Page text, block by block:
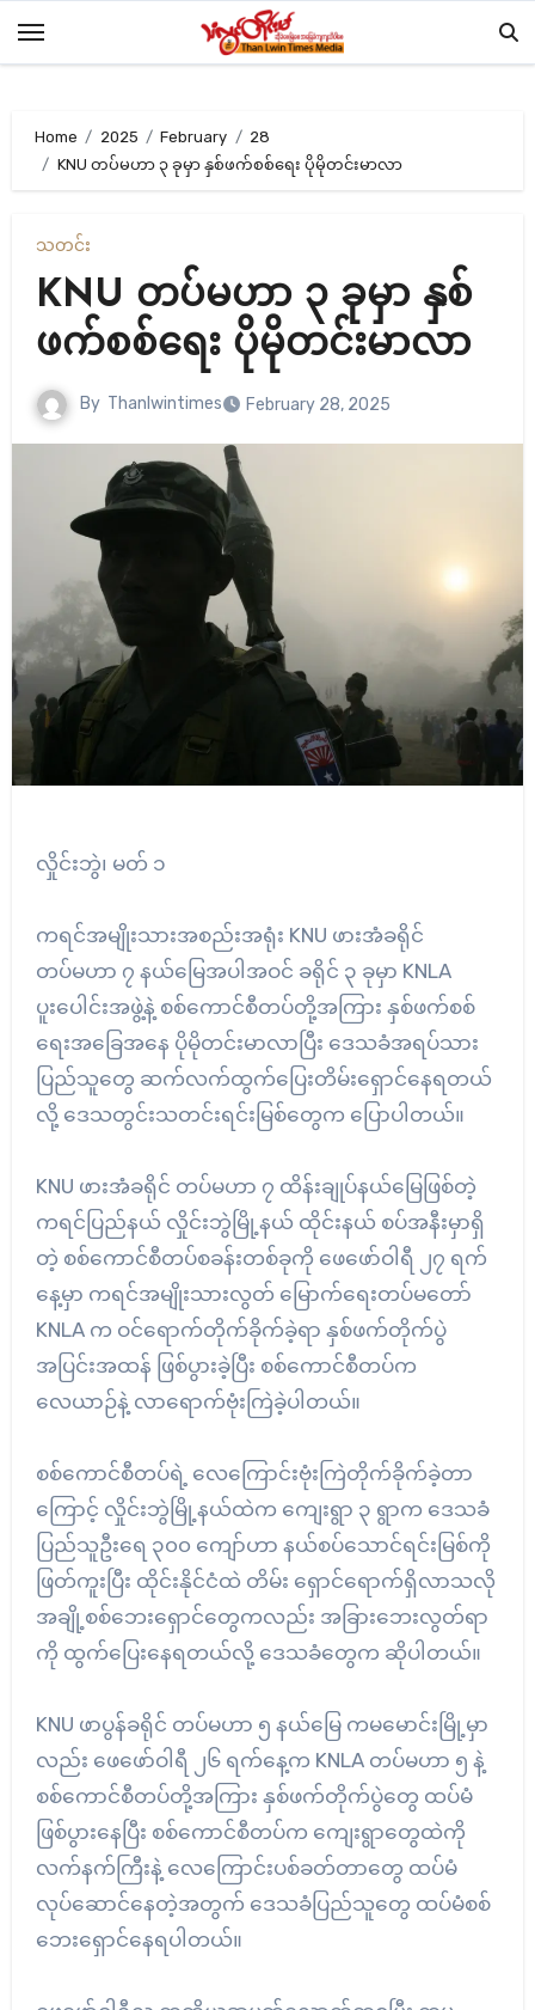
Home 2025 February
28
KNU တပ်မဟာ ၃ ခုမှာ နှစ်ဖက်စစ်ရေး ပိုမိုတင်းမာလာ
သတင်း
KNU တပ်မဟာ ၃ ခုမှာ နှစ်
ဖက်စစ်ရေး ပိုမိုတင်းမာလာ
By Thanlwintimes February 28, 2025
လှိုင်းဘွဲ၊ မတ် ၁
ကရင်အမျိုးသားအစည်းအရုံး KNU ဖားအံခရိုင်
တပ်မဟာ ၇ နယ်မြေအပါအဝင် ခရိုင် ၃ ခုမှာ KNLA
ပူးပေါင်းအဖွဲ့နဲ့ စစ်ကောင်စီတပ်တို့အကြား နှစ်ဖက်စစ်
ရေးအခြေအနေ ပိုမိုတင်းမာလာပြီး ဒေသခံအရပ်သား
ပြည်သူတွေ ဆက်လက်ထွက်ပြေးတိမ်းရှောင်နေရတယ်
လို့ ဒေသတွင်းသတင်းရင်းမြစ်တွေက ပြောပါတယ်။
KNU ဖားအံခရိုင် တပ်မဟာ ၇ ထိန်းချုပ်နယ်မြေဖြစ်တဲ့
ကရင်ပြည်နယ် လှိုင်းဘွဲမြို့နယ် ထိုင်းနယ် စပ်အနီးမှာရှိ
တဲ့ စစ်ကောင်စီတပ်စခန်းတစ်ခုကို ဖေဖော်ဝါရီ ၂၇ ရက်
နေ့မှာ ကရင်အမျိုးသားလွတ် မြောက်ရေးတပ်မတော်
KNLA က ဝင်ရောက်တိုက်ခိုက်ခဲ့ရာ နှစ်ဖက်တိုက်ပွဲ
အပြင်းအထန် ဖြစ်ပွားခဲ့ပြီး စစ်ကောင်စီတပ်က
လေယာဉ်နဲ့ လာရောက်ဗုံးကြဲခဲ့ပါတယ်။
စစ်ကောင်စီတပ်ရဲ့ လေကြောင်းဗုံးကြဲတိုက်ခိုက်ခဲ့တာ
ကြောင့် လှိုင်းဘွဲမြို့နယ်ထဲက ကျေးရွာ ၃ ရွာက ဒေသခံ
ပြည်သူဦးရေ ၃၀၀ ကျော်ဟာ နယ်စပ်သောင်ရင်းမြစ်ကို
ဖြတ်ကူးပြီး ထိုင်းနိုင်ငံထဲ တိမ်း ရှောင်ရောက်ရှိလာသလို
အချို့စစ်ဘေးရှောင်တွေကလည်း အခြားဘေးလွတ်ရာ
ကို ထွက်ပြေးနေရတယ်လို့ ဒေသခံတွေက ဆိုပါတယ်။
KNU ဖာပွန်ခရိုင် တပ်မဟာ ၅ နယ်မြေ ကမမောင်းမြို့မှာ
လည်း ဖေဖော်ဝါရီ ၂၆ ရက်နေ့က KNLA တပ်မဟာ ၅ နဲ့
စစ်ကောင်စီတပ်တို့အကြား နှစ်ဖက်တိုက်ပွဲတွေ ထပ်မံ
ဖြစ်ပွားနေပြီး စစ်ကောင်စီတပ်က ကျေးရွာတွေထဲကို
လက်နက်ကြီးနဲ့ လေကြောင်းပစ်ခတ်တာတွေ ထပ်မံ
လုပ်ဆောင်နေတဲ့အတွက် ဒေသခံပြည်သူတွေ ထပ်မံစစ်
ဘေးရှောင်နေရပါတယ်။